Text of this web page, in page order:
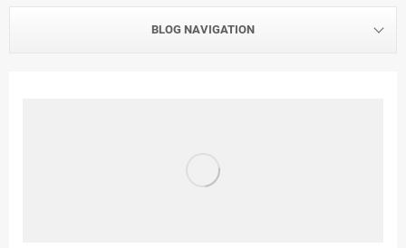
BLOG NAVIGATION